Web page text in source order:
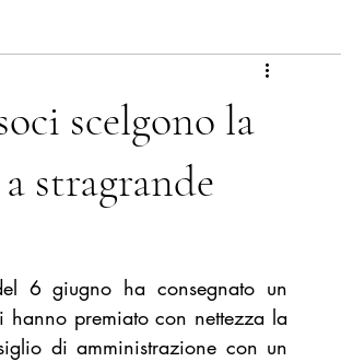
scelgono la
stragrande
6 giugno ha consegnato un
hanno premiato con nettezza la
di amministrazione con un